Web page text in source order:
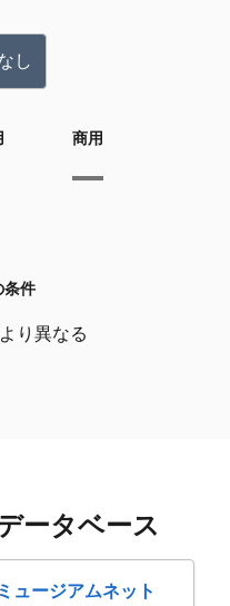
し
商用
条件
り異なる
ータベース
ュージアムネット